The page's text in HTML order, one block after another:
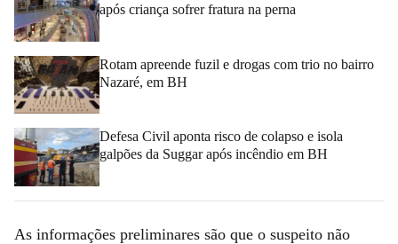
após criança sofrer fratura na perna
Rotam apreende fuzil e drogas com trio no bairro
Nazaré, em BH
Defesa Civil aponta risco de colapso e isola
galpões da Suggar após incêndio em BH
As informações preliminares são que o suspeito não